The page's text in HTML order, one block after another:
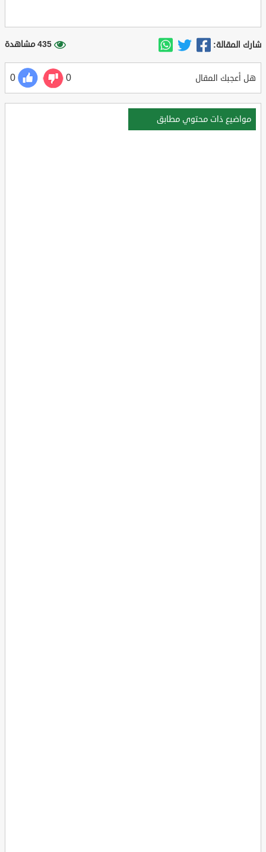
شارك المقالة: 435 مشاهدة
هل أعجبك المقال 0
0
مواضيع ذات محتوي مطابق